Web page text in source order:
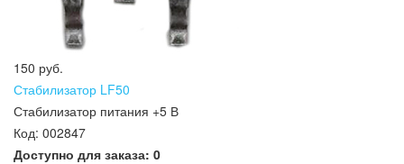
150 руб.
Стабилизатор LF50
Стабилизатор питания +5 В
Код: 002847
Доступно для заказа: 0